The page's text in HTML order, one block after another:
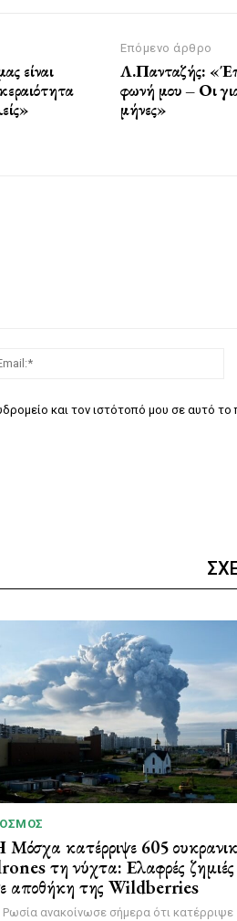
είναι
Επόμενο άρθρο
Λ.Πανταζής:
φωνή μου – Οι
μήνες»
και τον ιστότοπό μου σε αυτό το
Μόσχα κατέρριψε 605
τη νύχτα: Ελαφρές ζημιές
αποθήκη της Wildberries
Ρωσία ανακοίνωσε σήμερα ότι κατέρριψε